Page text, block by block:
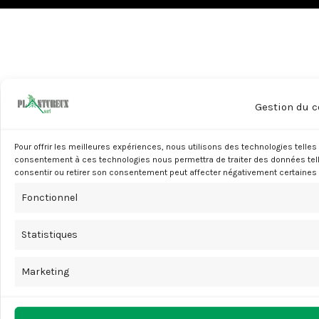
Gestion du
Pour offrir les meilleures expériences, nous utilisons des technologies
consentement à ces technologies nous permettra de traiter des données
consentir ou retirer son consentement peut affecter négativement
Fonctionnel
Statistiques
Marketing